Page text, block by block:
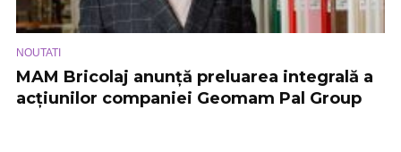
NOUTATI
MAM Bricolaj anunță preluarea integrală a
acțiunilor companiei Geomam Pal Group